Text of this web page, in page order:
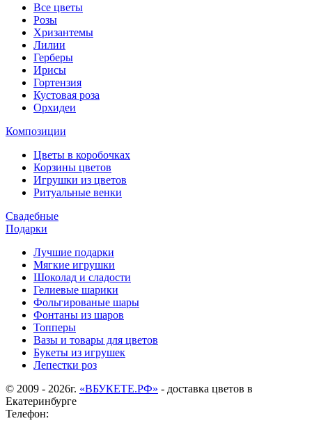
Все цветы
Розы
Хризантемы
Лилии
Герберы
Ирисы
Гортензия
Кустовая роза
Орхидеи
Композиции
Цветы в коробочках
Корзины цветов
Игрушки из цветов
Ритуальные венки
Свадебные
Подарки
Лучшие подарки
Мягкие игрушки
Шоколад и сладости
Гелиевые шарики
Фольгированые шары
Фонтаны из шаров
Топперы
Вазы и товары для цветов
Букеты из игрушек
Лепестки роз
© 2009 - 2026г. «ВБУКЕТЕ.РФ» - доставка цветов в
Екатеринбурге
Телефон: